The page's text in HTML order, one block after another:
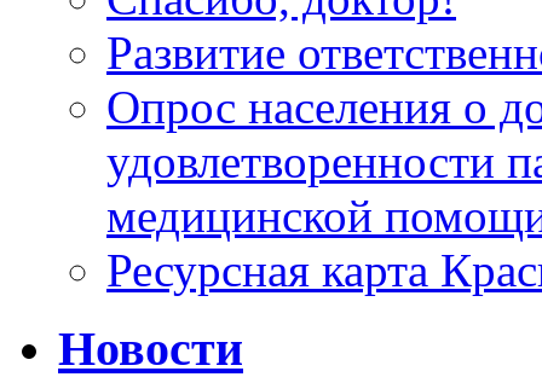
Развитие
Опрос населения о
удовлетворенности
медицинской
Ресурсная карта
Новости